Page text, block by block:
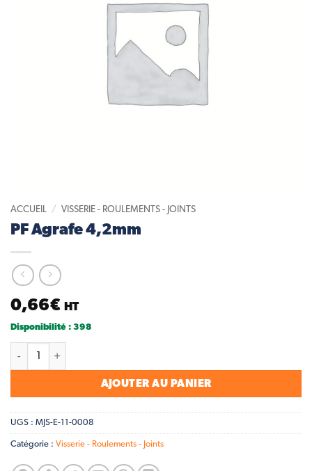
ACCUEIL / VISSERIE - ROULEMENTS - JOINTS
PF Agrafe 4,2mm
0,66€ HT
Disponibilité : 398
quantité de PF Agrafe 4,2mm
AJOUTER AU PANIER
UGS : MJS-E-11-0008
Catégorie : Visserie - Roulements - Joints